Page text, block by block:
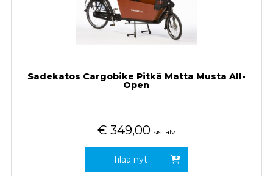
Sadekatos Cargobike Pitkä Matta Musta All-
Open
€ 349,00 sis. alv
Tilaa nyt